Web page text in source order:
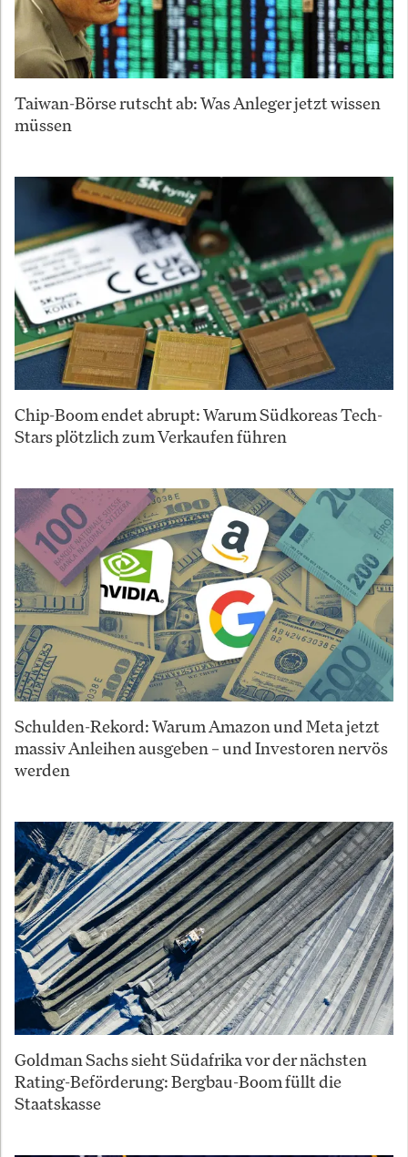
Taiwan-Börse rutscht ab: Was Anleger jetzt wissen
müssen
Chip-Boom endet abrupt: Warum Südkoreas Tech-
Stars plötzlich zum Verkaufen führen
Schulden-Rekord: Warum Amazon und Meta jetzt
massiv Anleihen ausgeben – und Investoren nervös
werden
Goldman Sachs sieht Südafrika vor der nächsten
Rating-Beförderung: Bergbau-Boom füllt die
Staatskasse